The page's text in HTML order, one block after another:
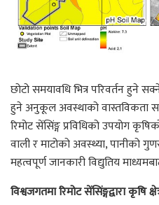
छोटो समयावधि भित्र परिवर्तन हुने
हुने अनुकूल अवस्थाको वास्तविकता
रिमोट सेंसिंङ्ग प्रविधिको उपयोग
वाली र माटोको अवस्थ्या, पानीको
महत्वपूर्ण जानकारी विद्युतिय
विश्वजगतमा रिमोट सेंसिंङ्गद्वारा कृषि